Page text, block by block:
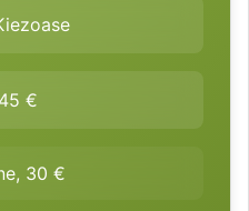
€
30 €